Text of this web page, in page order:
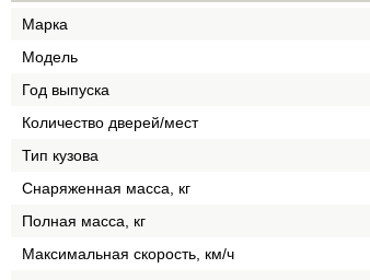
Марка
Модель
Год выпуска
Количество дверей/мест
Тип кузова
Снаряженная масса, кг
Полная масса, кг
Максимальная скорость, км/ч